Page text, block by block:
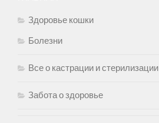
Здоровье кошки
Болезни
Все о кастрации и стерилизации
Забота о здоровье